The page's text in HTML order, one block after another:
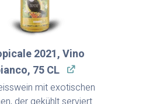
2021, Vino
75 CL
mit exotischen